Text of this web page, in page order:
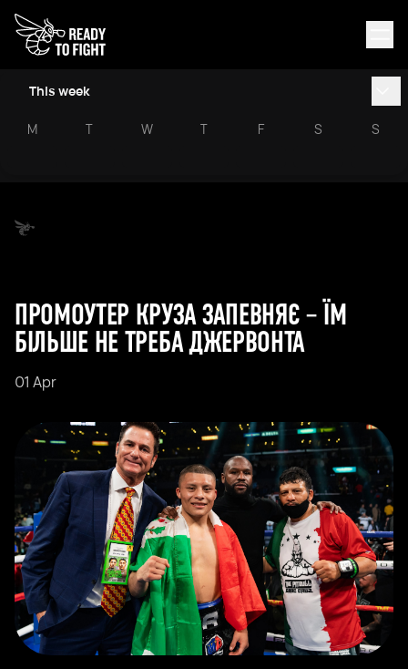
This week
M T W T F S S
ПРОМОУТЕР КРУЗА ЗАПЕВНЯЄ – ЇМ
БІЛЬШЕ НЕ ТРЕБА ДЖЕРВОНТА
01 Apr